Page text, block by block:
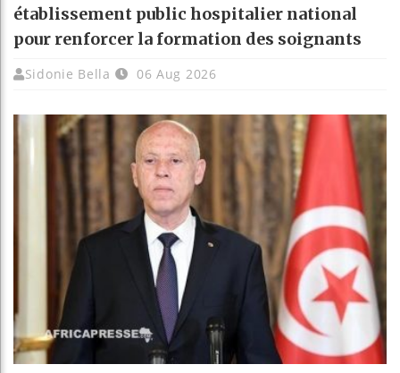
établissement public hospitalier national
pour renforcer la formation des soignants
Sidonie Bella 06 Aug 2026